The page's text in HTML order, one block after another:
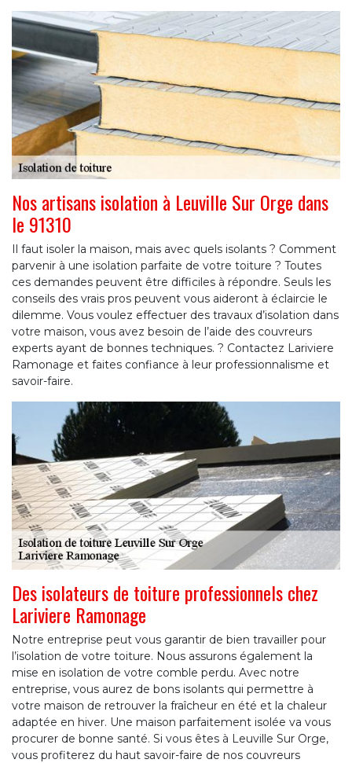
Nos artisans isolation à Leuville Sur Orge dans
le 91310
Il faut isoler la maison, mais avec quels isolants ? Comment
parvenir à une isolation parfaite de votre toiture ? Toutes
ces demandes peuvent être difficiles à répondre. Seuls les
conseils des vrais pros peuvent vous aideront à éclaircie le
dilemme. Vous voulez effectuer des travaux d’isolation dans
votre maison, vous avez besoin de l’aide des couvreurs
experts ayant de bonnes techniques. ? Contactez Lariviere
Ramonage et faites confiance à leur professionnalisme et
savoir-faire.
Des isolateurs de toiture professionnels chez
Lariviere Ramonage
Notre entreprise peut vous garantir de bien travailler pour
l’isolation de votre toiture. Nous assurons également la
mise en isolation de votre comble perdu. Avec notre
entreprise, vous aurez de bons isolants qui permettre à
votre maison de retrouver la fraîcheur en été et la chaleur
adaptée en hiver. Une maison parfaitement isolée va vous
procurer de bonne santé. Si vous êtes à Leuville Sur Orge,
vous profiterez du haut savoir-faire de nos couvreurs